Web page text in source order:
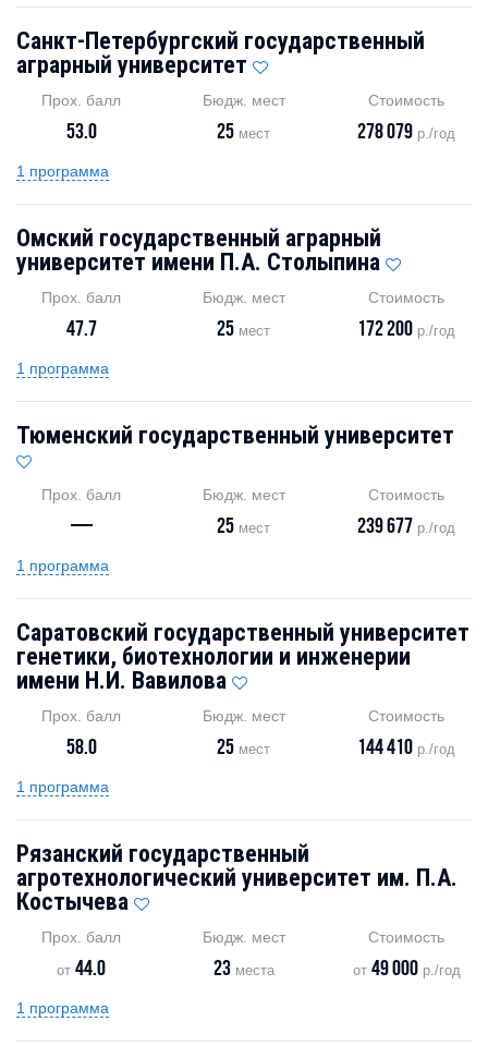
Санкт-Петербургский государственный
аграрный университет
Прох. балл
53.0
Бюдж. мест
25 мест
Стоимость
278 079 р./год
1 программа
Омский государственный аграрный
университет имени П.А. Столыпина
Прох. балл
47.7
Бюдж. мест
25 мест
Стоимость
172 200 р./год
1 программа
Тюменский государственный университет
Прох. балл
—
Бюдж. мест
25 мест
Стоимость
239 677 р./год
1 программа
Саратовский государственный университет
генетики, биотехнологии и инженерии
имени Н.И. Вавилова
Прох. балл
58.0
Бюдж. мест
25 мест
Стоимость
144 410 р./год
1 программа
Рязанский государственный
агротехнологический университет им. П.А.
Костычева
Прох. балл
от44.0
Бюдж. мест
23места
Стоимость
от 49 000р./год
1 программа